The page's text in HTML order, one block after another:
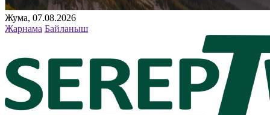
Жума, 07.08.2026
Жарнама Байланыш